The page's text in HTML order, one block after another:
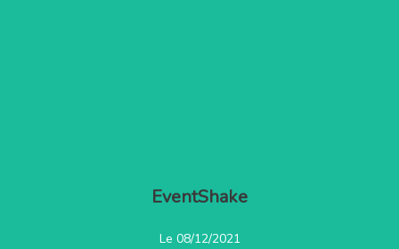
EventShake
Le 08/12/2021